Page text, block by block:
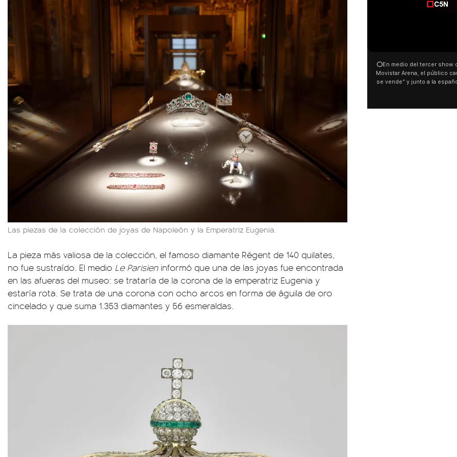
Las piezas de la colección de joyas de Napoleón y la Emperatriz Eugenia.
La pieza más valiosa de la colección, el famoso diamante Régent de 140 quilates,
no fue sustraído. El medio Le Parisieninformó que una de las joyas fue encontrada
en las afueras del museo: se trataría de la corona de la emperatriz Eugenia y
estaría rota. Se trata de una corona con ocho arcos en forma de águila de oro
cincelado y que suma 1.353 diamantes y 56 esmeraldas.
00:00
⭕En medio del tercer show de Rosalia en el
Movistar Arena, el público cantó “la patria no
se vende” y junto a la española. El momento
ocurrió a dos días de la votación de la Ley de
Con una proyección frente
distintas organizaciones y
manifestaron su rechazo al
pudo ver cómo convocaron
este 6 de agosto con una